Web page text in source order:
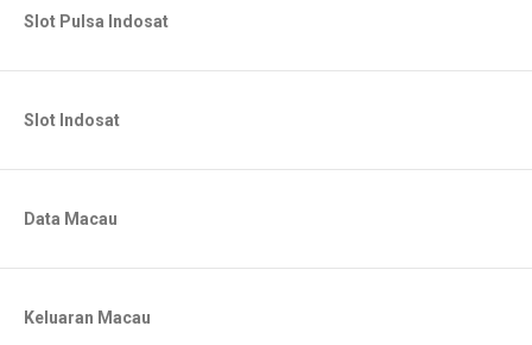
Slot Pulsa Indosat
Slot Indosat
Data Macau
Keluaran Macau